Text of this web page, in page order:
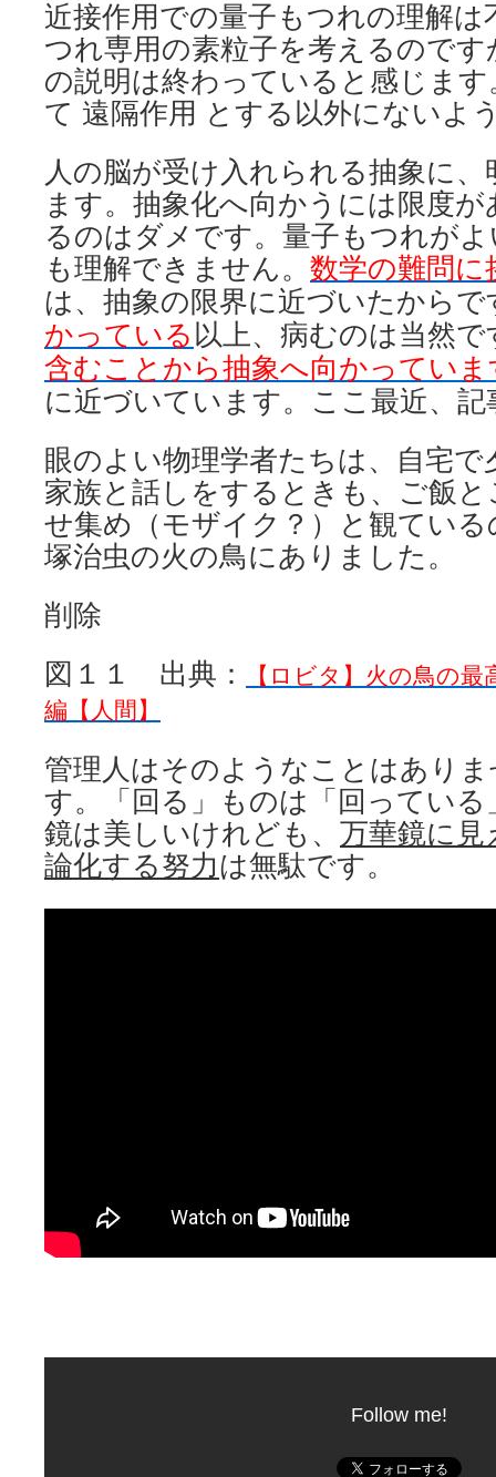
近接作用での量子もつれの理解は
つれ専用の素粒子を考えるので
の説明は終わっていると感じま
て 遠隔作用 とする以外にないよ
人の脳が受け入れられる抽象に
ます。抽象化へ向かうには限度
るのはダメです。量子もつれが
も理解できません。 数学の難問に
は、抽象の限界に近づいたからで
かっている 以上、病むのは当然で
含むことから抽象へ向かっていま
に近づいています。ここ最近、
眼のよい物理学者たちは、自宅
家族と話しをするときも、ご飯
せ集め（モザイク？）と観てい
塚治虫の火の鳥にありました。
削除
図１１ 出典：
【ロビタ】火の鳥の
編【人間】
管理人はそのようなことはあり
す。「回る」ものは「回ってい
鏡は美しいけれども、 万華鏡に見
論化する努力は無駄です。
Follow me!